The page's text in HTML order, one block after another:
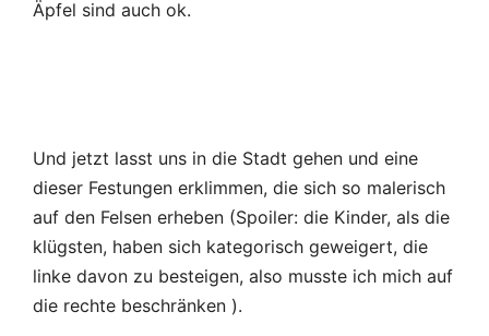
Äpfel sind auch ok.
Und jetzt lasst uns in die Stadt gehen und eine
dieser Festungen erklimmen, die sich so malerisch
auf den Felsen erheben (Spoiler: die Kinder, als die
klügsten, haben sich kategorisch geweigert, die
linke davon zu besteigen, also musste ich mich auf
die rechte beschränken ).